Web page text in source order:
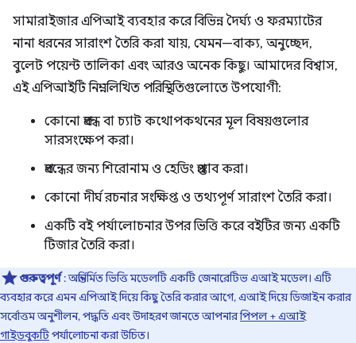
সামারাইজার এপিআই ব্যবহার করে বিভিন্ন দৈর্ঘ্য ও ফরম্যাটের
নানা ধরনের সারাংশ তৈরি করা যায়, যেমন—বাক্য, অনুচ্ছেদ,
বুলেট পয়েন্ট তালিকা এবং আরও অনেক কিছু। আমাদের বিশ্বাস,
এই এপিআইটি নিম্নলিখিত পরিস্থিতিগুলোতে উপযোগী:
কোনো প্রবন্ধ বা চ্যাট কথোপকথনের মূল বিষয়গুলোর
সারসংক্ষেপ করা।
প্রবন্ধের জন্য শিরোনাম ও হেডিং প্রস্তাব করা।
কোনো দীর্ঘ রচনার সংক্ষিপ্ত ও তথ্যপূর্ণ সারাংশ তৈরি করা।
একটি বই পর্যালোচনার উপর ভিত্তি করে বইটির জন্য একটি
টিজার তৈরি করা।
গুরুত্বপূর্ণ: অন্তর্নির্মিত ভিত্তি মডেলটি একটি জেনারেটিভ এআই মডেল। এটি
ব্যবহার করে এমন এপিআই দিয়ে কিছু তৈরি করার আগে, এআই দিয়ে ডিজাইন করার
সর্বোত্তম অনুশীলন, পদ্ধতি এবং উদাহরণ জানতে আপনারপিপল + এআই
গাইডবুকটিপর্যালোচনা করা উচিত।